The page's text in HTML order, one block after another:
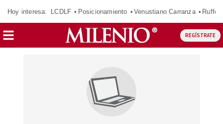
Hoy interesa: LCDLF Posicionamiento Venustiano Carranza Ruffo
REGÍSTRATE